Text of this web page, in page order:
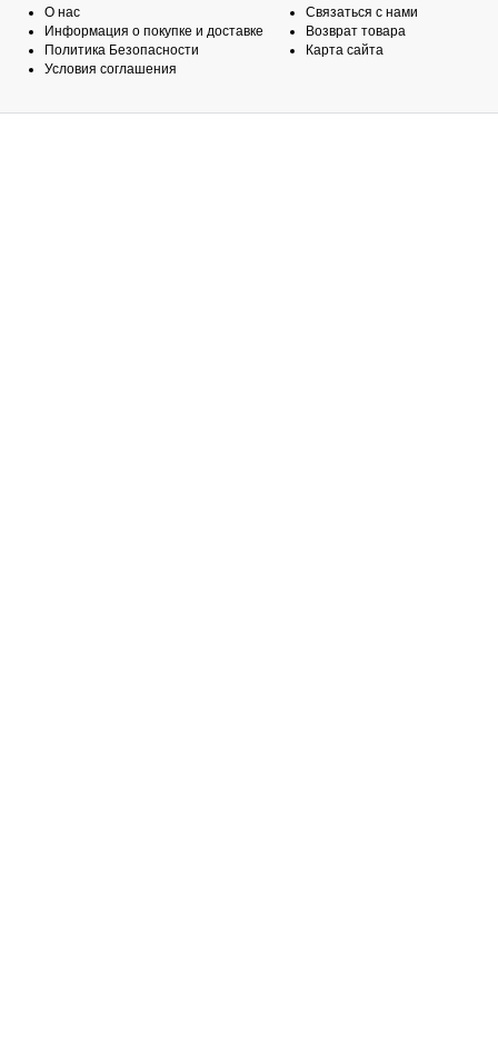
О нас
Информация о покупке и доставке
Политика Безопасности
Условия соглашения
Связаться с нами
Возврат товара
Карта сайта